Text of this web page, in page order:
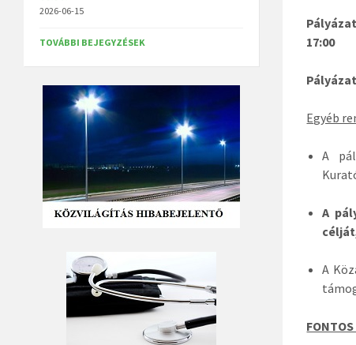
17:00
Egyéb
A
A
A
2026-06-15
TOVÁBBI BEJEGYZÉSEK